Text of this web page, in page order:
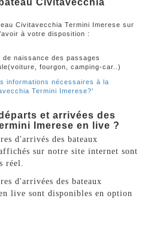
Civitavecchia
Civitavecchia Termini Imerese sur
à votre disposition :
de naissance des passages
fourgon, camping-car..)
informations nécessaires à la
Termini Imerese?'
et arrivées des
Imerese en live ?
d'arrivés des bateaux
sur notre site internet sont
réel.
d'arrivées des bateaux
live sont disponibles en option